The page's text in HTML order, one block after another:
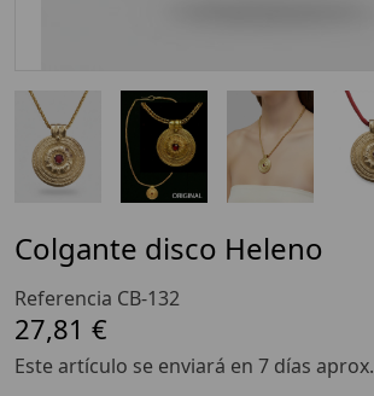
Colgante disco Heleno
Referencia CB-132
27,81 €
Este artículo se enviará en 7 días aprox.